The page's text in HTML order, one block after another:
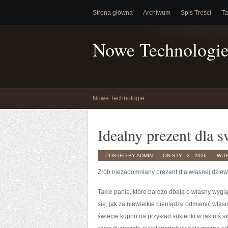
Strona główna Archiwum Spis Treści
Nowe
Nowe Technologie
Idealny prezent dla
POSTED BY ADMIN ON STY - 2 - 2026
Zrób niezapomniany prezent dla własnej
Takie panie, które bardzo dbają o własny
się, jak za niewielkie pieniądze odmienić
świecie kupno na przykład sukienki w jakimś